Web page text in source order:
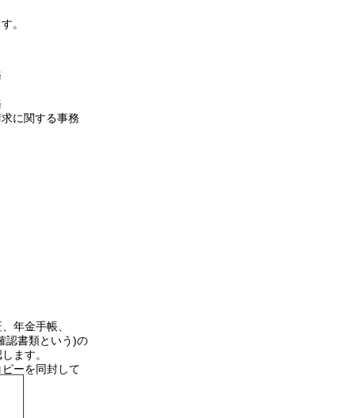
。
に関する事務
年金手帳、
認書類という)の
ます。
ーを同封して